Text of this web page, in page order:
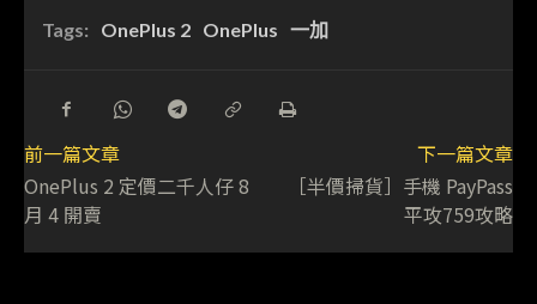
Tags: OnePlus 2 OnePlus 一加
前一篇文章
OnePlus 2 定價二千人仔 8
月 4 開賣
下一篇文章
［半價掃貨］手機 PayPass
平攻759攻略